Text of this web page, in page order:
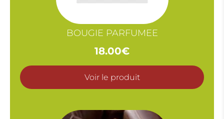
BOUGIE PARFUMEE
18.00€
Voir le produit